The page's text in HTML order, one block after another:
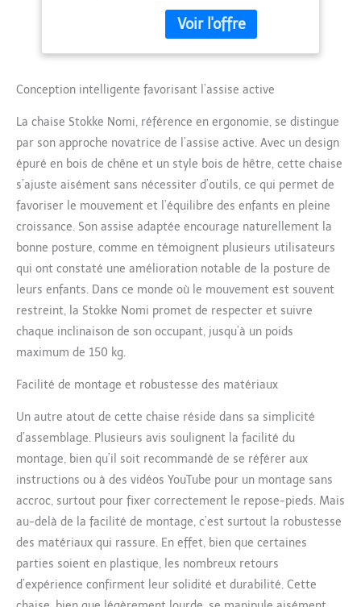
lorsque l'environnement
physique est adapté à
leur taille et à leurs
Nomi permet à votre
confortablement avec le
reste de la famille. LE
MOUVEMENT EST
IMPORTANT - S'asseoir
activement permet à
votre enfant de se
déplacer librement, ce
qui est essentiel au bon
développement de son
corps. Cela lui permet
d'utiliser son corps de
manière intuitive,
l'encourageant à explorer
PARFAITE - Grâce à son
son poids léger, la chaise
Stokke Nomi est facile à
utiliser dans toute la
maison. En fait, elle est si
légère que vous pouvez
même l'accrocher au
bord de votre table pour
la ranger après les repas.
DURE TOUTE UNE VIE -
Cette chaise peut être
utilisée dès la naissance
et toute la vie. Le siège
Conception intelligente favorisant l’assise active
La chaise Stokke Nomi, référence en ergonomie, se distingue
par son approche novatrice de l’assise active. Avec un design
épuré en bois de chêne et un style bois de hêtre, cette chaise
s’ajuste aisément sans nécessiter d’outils, ce qui permet de
favoriser le mouvement et l’équilibre des enfants en pleine
croissance. Son assise adaptée encourage naturellement la
bonne posture, comme en témoignent plusieurs utilisateurs
qui ont constaté une amélioration notable de la posture de
leurs enfants. Dans ce monde où le mouvement est souvent
restreint, la Stokke Nomi promet de respecter et suivre
chaque inclinaison de son occupant, jusqu’à un poids
maximum de 150 kg.
Facilité de montage et robustesse des matériaux
Un autre atout de cette chaise réside dans sa simplicité
d’assemblage. Plusieurs avis soulignent la facilité du
montage, bien qu’il soit recommandé de se référer aux
instructions ou à des vidéos YouTube pour un montage sans
accroc, surtout pour fixer correctement le repose-pieds. Mais
au-delà de la facilité de montage, c’est surtout la robustesse
des matériaux qui rassure. En effet, bien que certaines
parties soient en plastique, les nombreux retours
d’expérience confirment leur solidité et durabilité. Cette